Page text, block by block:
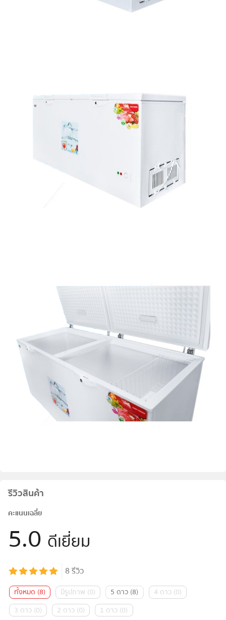
รีวิวสินค้า
คะแนนเฉลี่ย
5.0 ดีเยี่ยม
8รีวิว
ทั้งหมด (8) มีรูปภาพ (0) 5 ดาว (8) 4 ดาว (0)
3 ดาว (0) 2 ดาว (0) 1 ดาว (0)